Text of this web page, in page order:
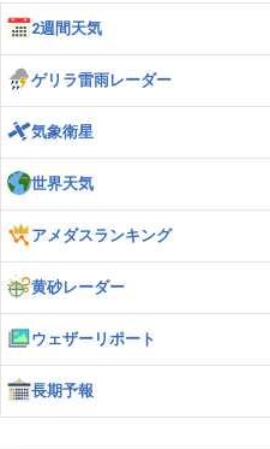
2週間天気
ゲリラ雷雨レーダー
気象衛星
世界天気
アメダスランキング
黄砂レーダー
ウェザーリポート
長期予報